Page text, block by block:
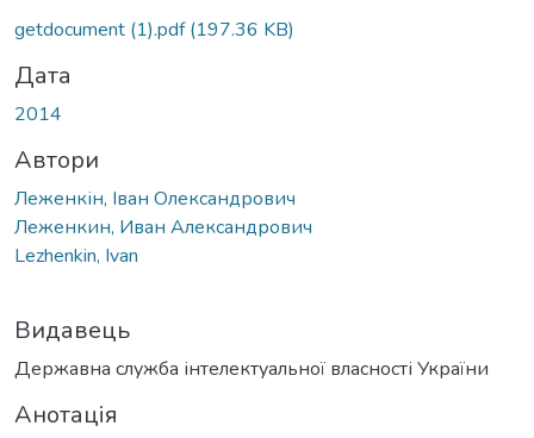
getdocument (1).pdf(197.36 KB)
Дата
2014
Автори
Леженкін, Іван Олександрович
Леженкин, Иван Александрович
Lezhenkin, Ivan
Видавець
Державна служба інтелектуальної власності України
Анотація